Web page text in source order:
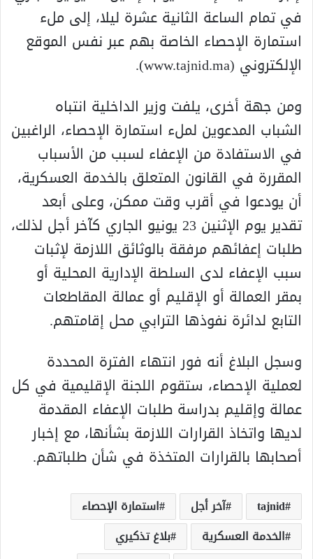
في تمام الساعة الثانية عشرة ليلا، إلى ملء
استمارة الإحصاء الخاصة بهم عبر نفس الموقع
الإلكتروني (www.tajnid.ma).
ومن جهة أخرى، يلفت وزير الداخلية انتباه
الشباب المدعوين لملء استمارة الإحصاء، الراغبين
في الاستفادة من الإعفاء لسبب من الأسباب
المقررة في القانون المتعلق بالخدمة العسكرية،
أن يودعوا في أقرب وقت ممكن، وعلى أبعد
تقدير يوم الإثنين 23 يونيو الجاري كآخر أجل لذلك،
طلبات إعفائهم مرفقة بالوثائق اللازمة لإثبات
سبب الإعفاء لدى السلطة الإدارية المحلية أو
بمقر العمالة أو الإقليم أو عمالة المقاطعات
التابع لدائرة نفوذها الترابي محل إقامتهم.
وسجل البلاغ أنه فور انتهاء الفترة المحددة
لعملية الإحصاء، ستقوم اللجنة الإقليمية في كل
عمالة وإقليم بدراسة طلبات الإعفاء المقدمة
لديها واتخاذ القرارات اللازمة بشأنها، مع إخبار
أصحابها بالقرارات المتخذة في شأن طلباتهم.
tajnid آخر أجل
استمارة الإحصاء
الخدمة العسكرية
بلاغ تذكيري